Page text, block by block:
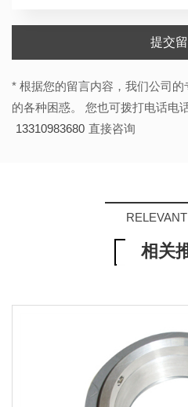
提交
* 根据您的留言内容，我们公司
的各种困惑。 您也可拨打电话电
13310983680 直接咨询
相关